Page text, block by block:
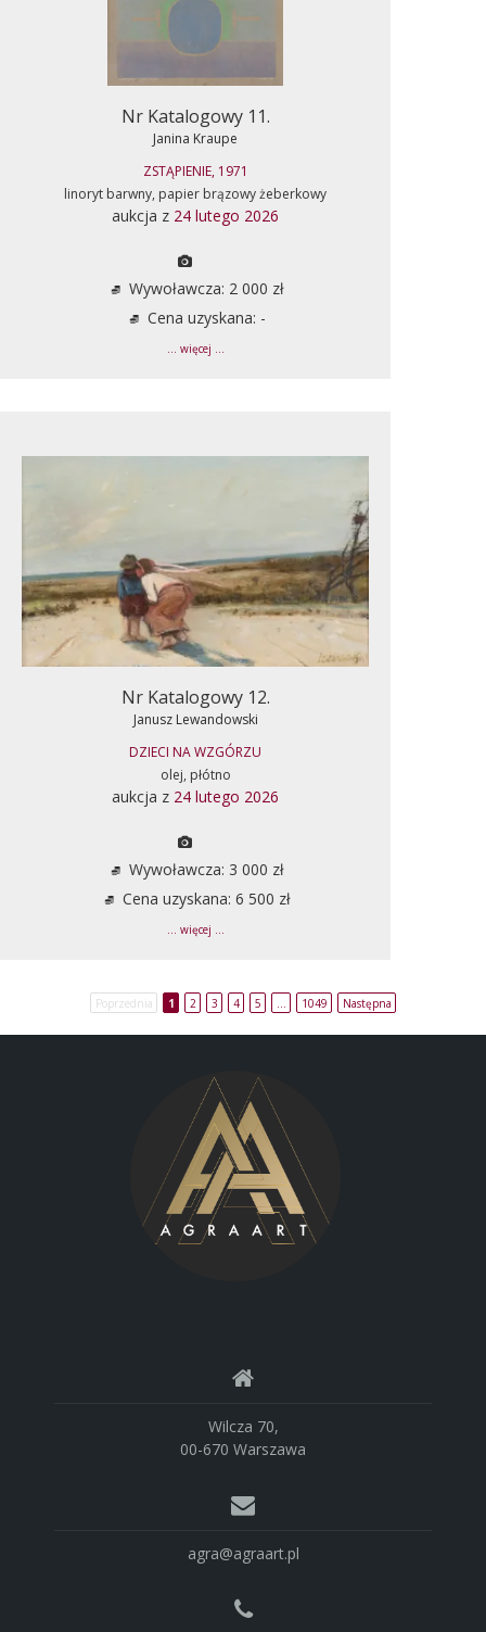
Nr Katalogowy 11.
Janina Kraupe
ZSTĄPIENIE, 1971
linoryt barwny, papier brązowy żeberkowy
aukcja z 24 lutego 2026
Wywoławcza: 2 000 zł
Cena uzyskana: -
... więcej ...
Nr Katalogowy 12.
Janusz Lewandowski
DZIECI NA WZGÓRZU
olej, płótno
aukcja z 24 lutego 2026
Wywoławcza: 3 000 zł
Cena uzyskana: 6 500 zł
... więcej ...
Poprzednia 1 2 3 4 5 1049 Następna
Wilcza 70,
00-670 Warszawa
agra@agraart.pl